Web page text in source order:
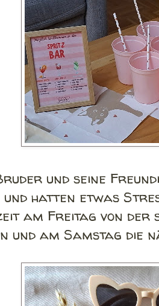
und seine
und hatten etwas
am Freitag von der
und am Samstag die